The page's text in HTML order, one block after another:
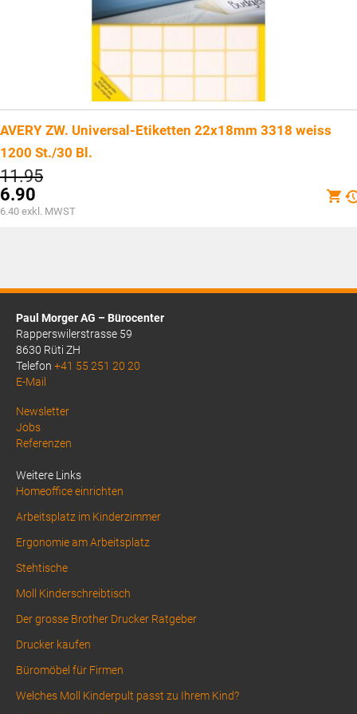
AVERY ZW. Universal-Etiketten 22x18mm 3318 weiss
1200 St./30 Bl.
11.95Ursprünglicher
war:
CHF11.95
6.90
Aktueller
6.40 exkl. MWST
Paul Morger AG – Bürocenter
Rapperswilerstrasse 59
8630 Rüti ZH
Telefon +41 55 251 20 20
E-Mail
Above
Footer
Newsletter
Jobs
Referenzen
Weitere Links
Homeoffice einrichten
Arbeitsplatz im Kinderzimmer
Ergonomie am Arbeitsplatz
Stehtische
Moll Kinderschreibtisch
Der grosse Brother Drucker Ratgeber
Drucker kaufen
Büromöbel für Firmen
Welches Moll Kinderpult passt zu Ihrem Kind?